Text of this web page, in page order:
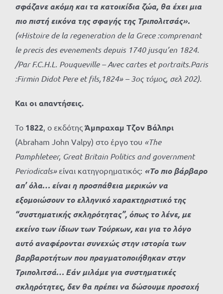
σφάζανε ακόμη και τα κατοικίδια ζώα, θα έχει μια
πιο πιστή εικόνα της σφαγής της Τριπολιτσάς».
(«Histoire de la regeneration de la Grece :comprenant
le precis des evenements depuis 1740 jusqu’en 1824.
/Par F.C.H.L. Pouqueville – Avec cartes et portraits.Paris
:Firmin Didot Pere et fils,1824» – 3ος τόμος, σελ 202).
Και οι απαντήσεις.
Το 1822, ο εκδότης Άμπραχαμ Τζον Βάλπρι
(Abraham John Valpy) στο έργο του «The
Pamphleteer, Great Britain Politics and government
Periodicals»είναι κατηγορηματικός: «Το πιο βάρβαρο
απ’ όλα… είναι η προσπάθεια μερικών να
εξομοιώσουν το ελληνικό χαρακτηριστικό της
“συστηματικής σκληρότητας”, όπως το λένε, με
εκείνο των ίδιων των Τούρκων, και για το λόγο
αυτό αναφέρονται συνεχώς στην ιστορία των
βαρβαροτήτων που πραγματοποιήθηκαν στην
Τριπολιτσά… Εάν μιλάμε για συστηματικές
σκληρότητες, δεν θα πρέπει να δώσουμε προσοχή